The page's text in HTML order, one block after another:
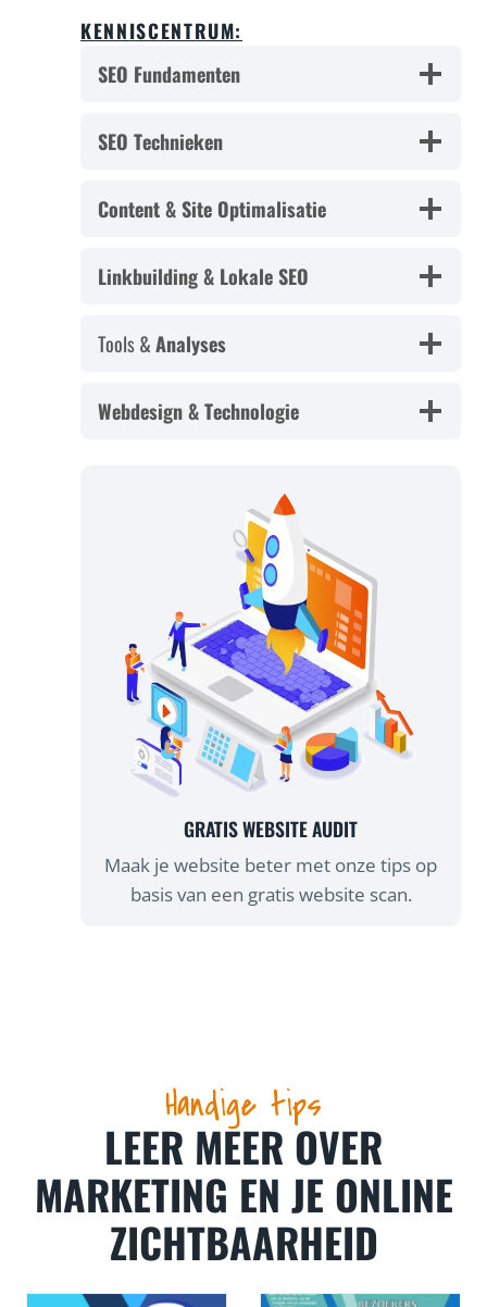
KENNISCENTRUM:
SEO Fundamenten
SEO Technieken
Content & Site Optimalisatie
Linkbuilding & Lokale SEO
Tools &Analyses
Webdesign & Technologie
GRATIS WEBSITE AUDIT
Maak je website beter met onze tips op
basis van een gratis website scan.
Handige tips
LEER MEER OVER
MARKETING EN JE ONLINE
ZICHTBAARHEID